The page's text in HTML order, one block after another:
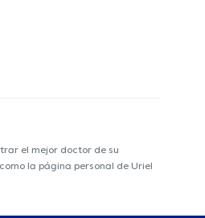
el mejor doctor de su
la página personal de Uriel